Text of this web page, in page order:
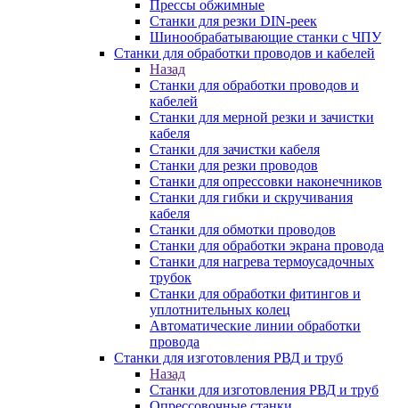
Прессы обжимные
Станки для резки DIN-реек
Шинообрабатывающие станки с ЧПУ
Станки для обработки проводов и кабелей
Назад
Станки для обработки проводов и
кабелей
Станки для мерной резки и зачистки
кабеля
Станки для зачистки кабеля
Станки для резки проводов
Станки для опрессовки наконечников
Станки для гибки и скручивания
кабеля
Станки для обмотки проводов
Станки для обработки экрана провода
Станки для нагрева термоусадочных
трубок
Станки для обработки фитингов и
уплотнительных колец
Автоматические линии обработки
провода
Станки для изготовления РВД и труб
Назад
Станки для изготовления РВД и труб